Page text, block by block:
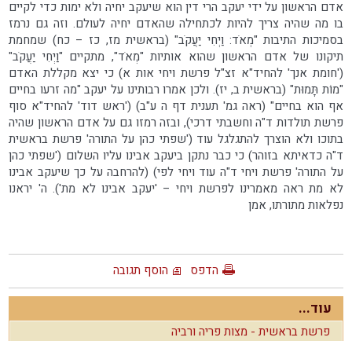
אדם הראשון על ידי יעקב הרי דין הוא שיעקב יחיה ולא ימות כדי לקיים
בו מה שהיה צריך להיות לכתחילה שהאדם יחיה לעולם. וזה גם נרמז
בסמיכות התיבות "מְאֹד: וַיְחִי יַעֲקֹב" (בראשית מז, כז – כח) שמחמת
תיקונו של אדם הראשון שהוא אותיות "מְאֹד", מתקיים "וַיְחִי יַעֲקֹב"
('חומת אנך' להחיד"א זצ"ל פרשת ויחי אות א) כי יצא מקללת האדם
"מוֹת תָּמוּת" (בראשית ב, יז). ולכן אמרו רבותינו על יעקב "מה זרעו בחיים
אף הוא בחיים" (ראה גמ' תענית דף ה ע"ב) ('ראש דוד' להחיד"א סוף
פרשת תולדות ד"ה וחשבתי דרכי), ובזה רמזו גם על אדם הראשון שהיה
בתוכו ולא הוצרך להתגלגל עוד ('שפתי כהן על התורה' פרשת בראשית
ד"ה כדאיתא בזוהר) כי כבר נתקן ביעקב אבינו עליו השלום ('שפתי כהן
על התורה' פרשת ויחי ד"ה עוד ויחי לפי) (להרחבה על כך שיעקב אבינו
לא מת ראה מאמרינו לפרשת ויחי – 'יעקב אבינו לא מת'). ה' יראנו
נפלאות מתורתו, אמן
הדפס הוסף תגובה
עוד...
פרשת בראשית - מצות פריה ורביה